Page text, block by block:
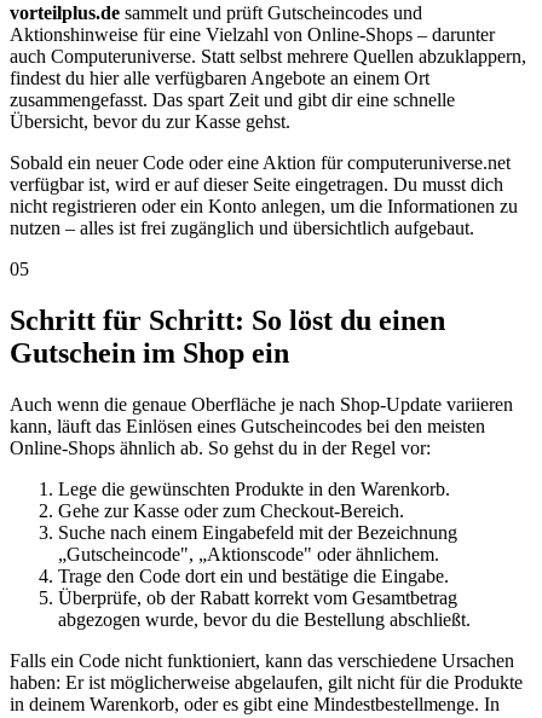
vorteilplus.de sammelt und prüft Gutscheincodes und
Aktionshinweise für eine Vielzahl von Online-Shops – darunter
auch Computeruniverse. Statt selbst mehrere Quellen abzuklappern,
findest du hier alle verfügbaren Angebote an einem Ort
zusammengefasst. Das spart Zeit und gibt dir eine schnelle
Übersicht, bevor du zur Kasse gehst.
Sobald ein neuer Code oder eine Aktion für computeruniverse.net
verfügbar ist, wird er auf dieser Seite eingetragen. Du musst dich
nicht registrieren oder ein Konto anlegen, um die Informationen zu
nutzen – alles ist frei zugänglich und übersichtlich aufgebaut.
05
Schritt für Schritt: So löst du einen
Gutschein im Shop ein
Auch wenn die genaue Oberfläche je nach Shop-Update variieren
kann, läuft das Einlösen eines Gutscheincodes bei den meisten
Online-Shops ähnlich ab. So gehst du in der Regel vor:
Lege die gewünschten Produkte in den Warenkorb.
Gehe zur Kasse oder zum Checkout-Bereich.
Suche nach einem Eingabefeld mit der Bezeichnung
„Gutscheincode", „Aktionscode" oder ähnlichem.
Trage den Code dort ein und bestätige die Eingabe.
Überprüfe, ob der Rabatt korrekt vom Gesamtbetrag
abgezogen wurde, bevor du die Bestellung abschließt.
Falls ein Code nicht funktioniert, kann das verschiedene Ursachen
haben: Er ist möglicherweise abgelaufen, gilt nicht für die Produkte
in deinem Warenkorb, oder es gibt eine Mindestbestellmenge. In